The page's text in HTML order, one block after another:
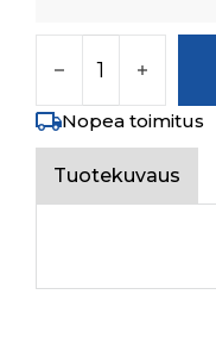
Nopea toimitus
Tuotekuvaus